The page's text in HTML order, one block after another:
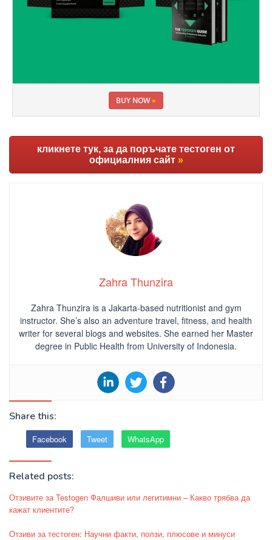
BUY NOW»
кликнете тук, за да поръчате тестоген от
официалния сайт »
Zahra Thunzira
Zahra Thunzira is a Jakarta-based nutritionist and gym
instructor. She’s also an adventure travel, fitness, and health
writer for several blogs and websites. She earned her Master
degree in Public Health from University of Indonesia.
Share this:
Facebook Tweet WhatsApp
Related posts:
Отзивите за Testogen Фалшиви или легитимни – Какво трябва да
кажат клиентите?
Отзиви за тестоген: Научни факти, ползи, плюсове и минуси